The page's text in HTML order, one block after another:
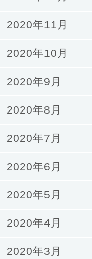
2020年11月
2020年10月
2020年9月
2020年8月
2020年7月
2020年6月
2020年5月
2020年4月
2020年3月